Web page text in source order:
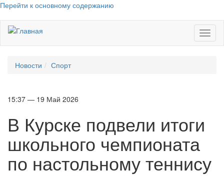
Перейти к основному содержанию
Новости Спорт
15:37 — 19 Май 2026
В Курске подвели итоги
школьного чемпионата
по настольному теннису